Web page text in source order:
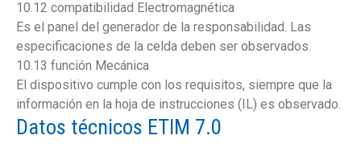
10.12 compatibilidad Electromagnética
Es el panel del generador de la responsabilidad. Las
especificaciones de la celda deben ser observados.
10.13 función Mecánica
El dispositivo cumple con los requisitos, siempre que la
información en la hoja de instrucciones (IL) es observado.
Datos técnicos ETIM 7.0